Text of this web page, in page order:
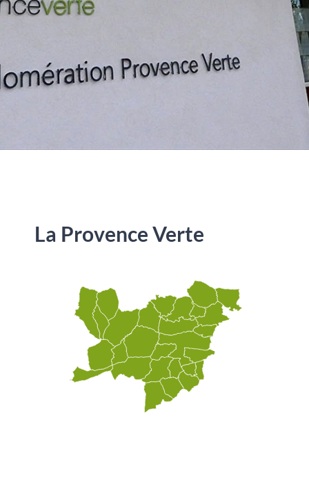
La Provence Verte